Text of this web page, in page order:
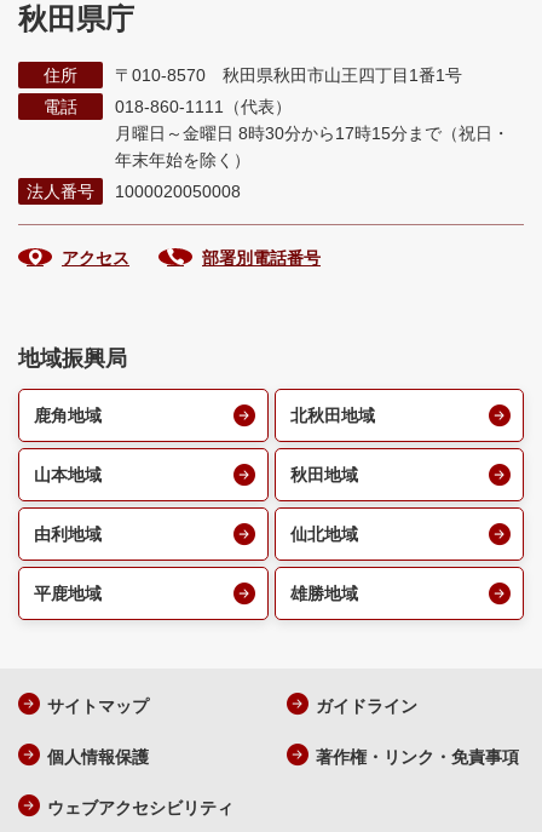
秋田県庁
住所
〒010-8570 秋田県秋田市山王四丁目1番1号
電話
018-860-1111（代表）
月曜日～金曜日 8時30分から17時15分まで （祝日・
年末年始を除く）
法人番号
1000020050008
アクセス 部署別電話番号
地域振興局
鹿角地域 北秋田地域
山本地域 秋田地域
由利地域 仙北地域
平鹿地域 雄勝地域
サイトマップ ガイドライン
個人情報保護 著作権・リンク・免責事項
ウェブアクセシビリティ